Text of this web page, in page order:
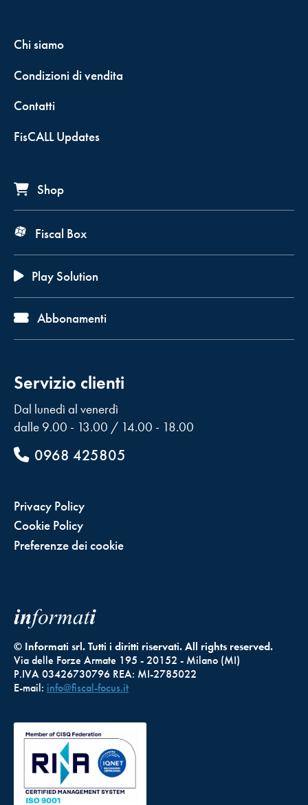
Chi siamo
Condizioni di vendita
Contatti
FisCALL Updates
Shop
Fiscal Box
Play Solution
Abbonamenti
Servizio clienti
Dal lunedì al venerdì
dalle 9.00 - 13.00 / 14.00 - 18.00
0968 425805
Privacy Policy
Cookie Policy
Preferenze dei cookie
© Informati srl. Tutti i diritti riservati. All rights reserved.
Via delle Forze Armate 195 - 20152 - Milano (MI)
P.IVA 03426730796 REA: MI-2785022
E-mail: info@fiscal-focus.it